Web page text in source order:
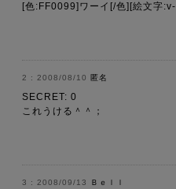
[色:FF0099]ワーイ[/色][絵文字
2008/08/10 匿名
SECRET: 0
これうける＾＾；
2008/09/13 Ｂｅｌｌ